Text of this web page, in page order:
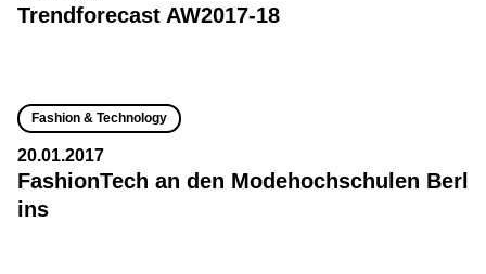
Trendforecast AW2017-18
Fashion & Technology
20.01.2017
FashionTech an den Modehochschulen Berl
ins